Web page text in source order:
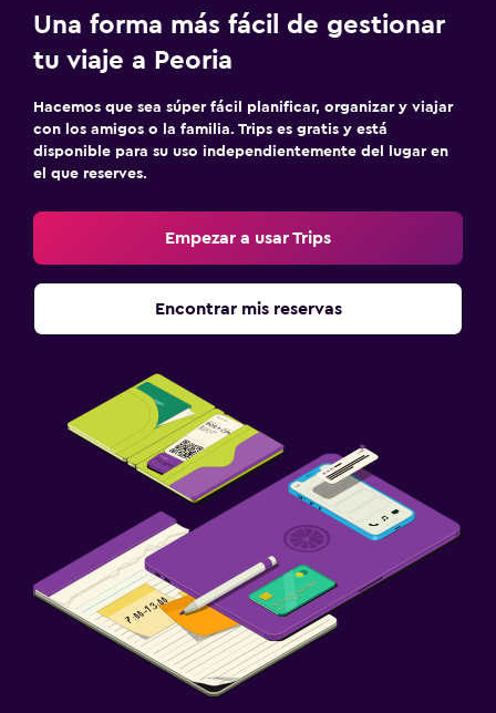
Una forma más fácil de gestionar
tu viaje a Peoria
Hacemos que sea súper fácil planificar, organizar y viajar
con los amigos o la familia. Trips es gratis y está
disponible para su uso independientemente del lugar en
el que reserves.
Empezar a usar Trips
Encontrar mis reservas